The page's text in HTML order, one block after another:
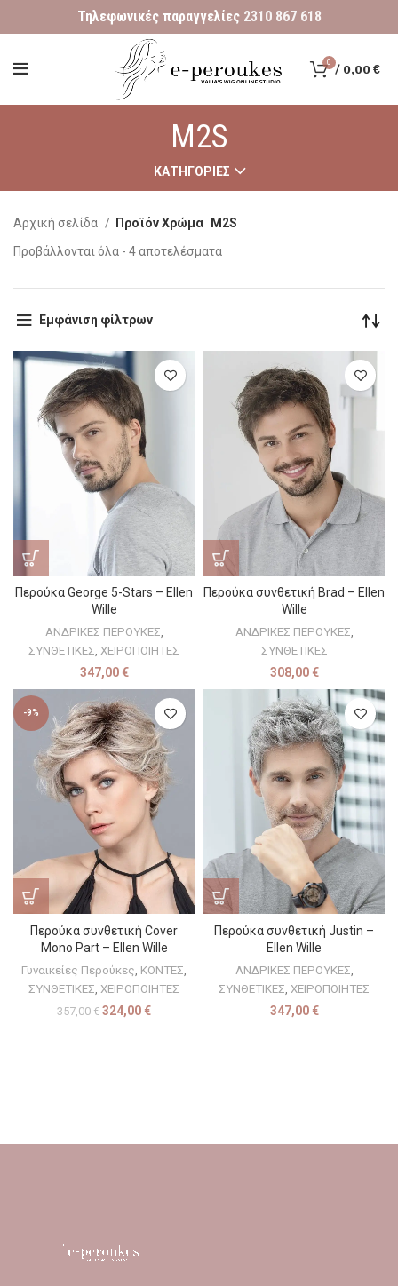
Τηλεφωνικές παραγγελίες 2310 867 618
0 /0,00€
M2S
ΚΑΤΗΓΟΡΊΕΣ
Αρχική σελίδα Προϊόν Χρώμα
M2S
Προβάλλονται όλα - 4 αποτελέσματα
Εμφάνιση φίλτρων
Περούκα George 5-Stars – Ellen
Wille
ΑΝΔΡΙΚΕΣ ΠΕΡΟΥΚΕΣ,
ΣΥΝΘΕΤΙΚΕΣ, ΧΕΙΡΟΠΟΙΗΤΕΣ
347,00 €
Περούκα συνθετική Brad – Ellen
Wille
ΑΝΔΡΙΚΕΣ ΠΕΡΟΥΚΕΣ,
ΣΥΝΘΕΤΙΚΕΣ
308,00 €
-9%
Περούκα συνθετική Cover
Mono Part – Ellen Wille
Γυναικείες Περούκες, ΚΟΝΤΕΣ,
ΣΥΝΘΕΤΙΚΕΣ, ΧΕΙΡΟΠΟΙΗΤΕΣ
357,00€ 324,00 €
Περούκα συνθετική Justin –
Ellen Wille
ΑΝΔΡΙΚΕΣ ΠΕΡΟΥΚΕΣ,
ΣΥΝΘΕΤΙΚΕΣ, ΧΕΙΡΟΠΟΙΗΤΕΣ
347,00 €